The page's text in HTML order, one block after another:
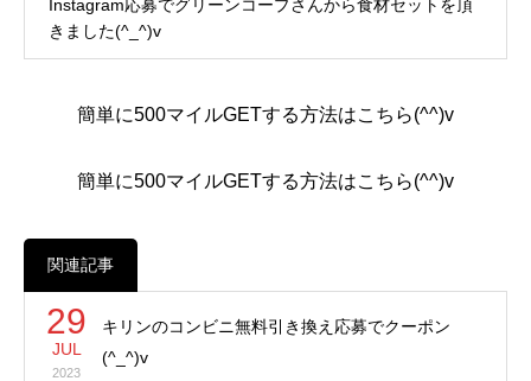
Instagram応募でグリーンコープさんから食材セットを頂
きました(^_^)v
簡単に500マイルGETする方法はこちら(^^)v
簡単に500マイルGETする方法はこちら(^^)v
関連記事
29
JUL
2023
キリンのコンビニ無料引き換え応募でクーポン
(^_^)v